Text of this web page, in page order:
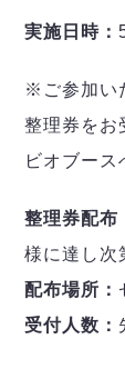
実施日時：
※ご参加い
整理券をお
ビオブース
整理券配布
様に達し次
配布場所：
受付人数：